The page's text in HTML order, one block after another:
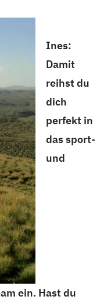
Ines:
Damit
reihst du
dich
perfekt in
das sport-
und
ein. Hast du